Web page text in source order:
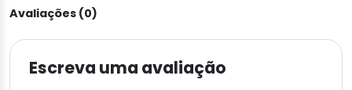
Avaliações (0)
Escreva uma avaliação